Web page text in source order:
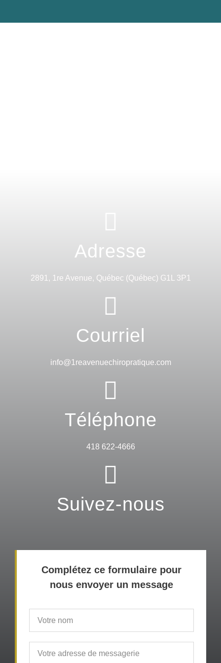
Adresse
2891, 1re Avenue, Québec (Québec) G1L 3P1
Courriel
info@1reavenuechiropratique.com
Téléphone
418 622-4666
Suivez-nous
Complétez ce formulaire pour
nous envoyer un message